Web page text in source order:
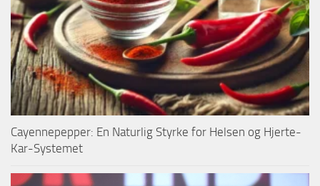
Cayennepepper: En Naturlig Styrke for Helsen og Hjerte-
Kar-Systemet